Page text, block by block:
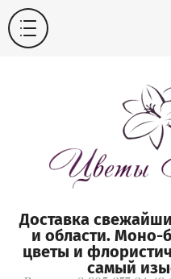
Доставка
и области. Моно-
цветы и
самый